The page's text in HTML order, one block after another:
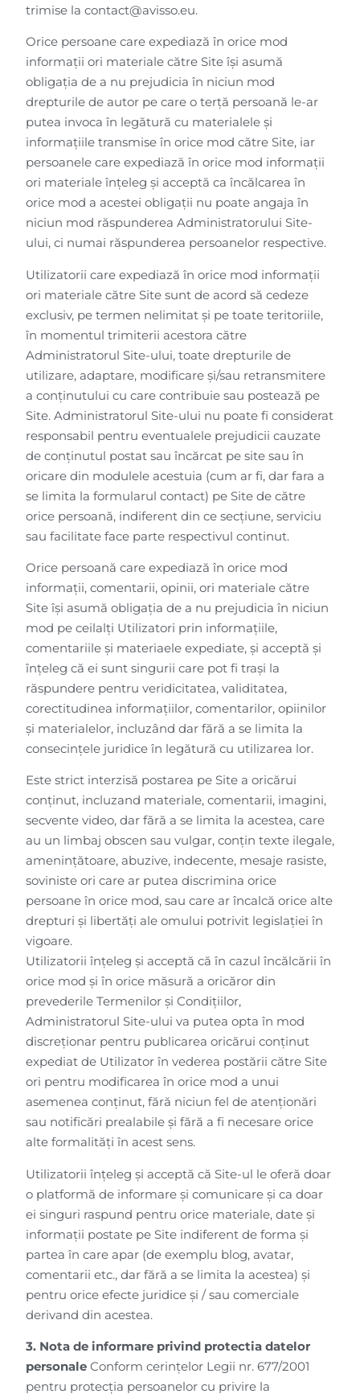
trimise la contact@avisso.eu.
Orice persoane care expediază în orice mod
informații ori materiale către Site își asumă
obligația de a nu prejudicia în niciun mod
drepturile de autor pe care o terță persoană le-ar
putea invoca în legătură cu materialele și
informațiile transmise în orice mod către Site, iar
persoanele care expediază în orice mod informații
ori materiale înțeleg și acceptă ca încălcarea în
orice mod a acestei obligații nu poate angaja în
niciun mod răspunderea Administratorului Site-
ului, ci numai răspunderea persoanelor respective.
Utilizatorii care expediază în orice mod informații
ori materiale către Site sunt de acord să cedeze
exclusiv, pe termen nelimitat și pe toate teritoriile,
în momentul trimiterii acestora către
Administratorul Site-ului, toate drepturile de
utilizare, adaptare, modificare și/sau retransmitere
a conținutului cu care contribuie sau postează pe
Site. Administratorul Site-ului nu poate fi considerat
responsabil pentru eventualele prejudicii cauzate
de conținutul postat sau încărcat pe site sau în
oricare din modulele acestuia (cum ar fi, dar fara a
se limita la formularul contact) pe Site de către
orice persoană, indiferent din ce secțiune, serviciu
sau facilitate face parte respectivul continut.
Orice persoană care expediază în orice mod
informații, comentarii, opinii, ori materiale către
Site își asumă obligația de a nu prejudicia în niciun
mod pe ceilalţi Utilizatori prin informaţiile,
comentariile şi materiaele expediate, şi acceptă şi
înţeleg că ei sunt singurii care pot fi traşi la
răspundere pentru veridicitatea, validitatea,
corectitudinea informaţiilor, comentarilor, opiinilor
şi materialelor, incluzând dar fără a se limita la
consecinţele juridice în legătură cu utilizarea lor.
Este strict interzisă postarea pe Site a oricărui
conținut, incluzand materiale, comentarii, imagini,
secvente video, dar fără a se limita la acestea, care
au un limbaj obscen sau vulgar, conțin texte ilegale,
amenințătoare, abuzive, indecente, mesaje rasiste,
soviniste ori care ar putea discrimina orice
persoane în orice mod, sau care ar încalcă orice alte
drepturi și libertăți ale omului potrivit legislației în
vigoare.
Utilizatorii înțeleg și acceptă că în cazul încălcării în
orice mod și în orice măsură a oricăror din
prevederile Termenilor și Condițiilor,
Administratorul Site-ului va putea opta în mod
discreționar pentru publicarea oricărui conținut
expediat de Utilizator în vederea postării către Site
ori pentru modificarea în orice mod a unui
asemenea conținut, fără niciun fel de atenționări
sau notificări prealabile și fără a fi necesare orice
alte formalități în acest sens.
Utilizatorii înțeleg și acceptă că Site-ul le oferă doar
o platformă de informare și comunicare și ca doar
ei singuri raspund pentru orice materiale, date și
informații postate pe Site indiferent de forma și
partea în care apar (de exemplu blog, avatar,
comentarii etc., dar fără a se limita la acestea) și
pentru orice efecte juridice și / sau comerciale
derivand din acestea.
3. Nota de informare privind protectia datelor
personale Conform cerințelor Legii nr. 677/2001
pentru protecția persoanelor cu privire la